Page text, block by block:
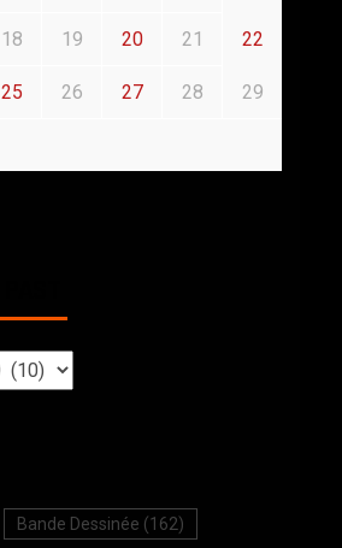
18 19 20 21 22
25 26 27 28 29
Bande Dessinée (162)